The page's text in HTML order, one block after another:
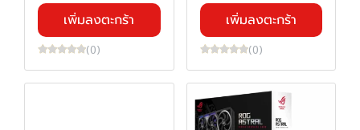
เพิ่มลงตะกร้า
(0)
เพิ่มลงตะกร้า
(0)